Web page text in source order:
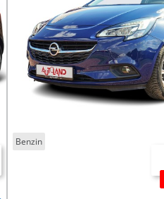
Benzin